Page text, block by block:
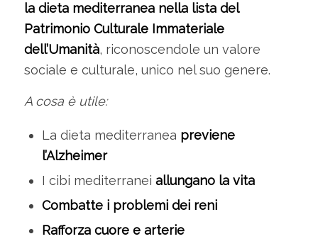
la dieta mediterranea nella lista del
Patrimonio Culturale Immateriale
dell’Umanità, riconoscendole un valore
sociale e culturale, unico nel suo genere.
A cosa è utile:
La dieta mediterranea previene
l’Alzheimer
I cibi mediterranei allungano la vita
Combatte i problemi dei reni
Rafforza cuore e arterie